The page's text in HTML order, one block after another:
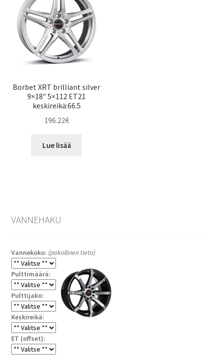
Borbet XRT brilliant silver
9×18″ 5×112 ET21
keskireikä:66.5
196.22€
Lue lisää
VANNEHAKU
Vannekoko: (pakollinen tieto)
Pulttimäärä:
Pulttijako:
Keskireikä:
ET (offset):